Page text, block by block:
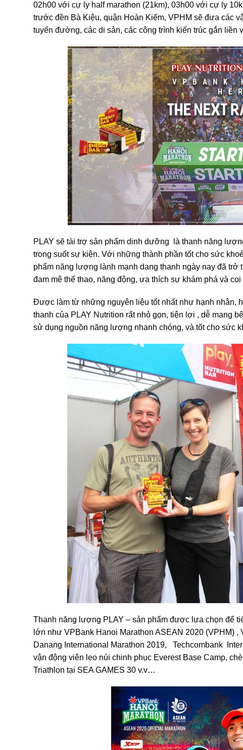
02h00 với cự ly half marathon (21km), 03h00 với cự ly
trước đền Bà Kiệu, quận Hoàn Kiếm, VPHM sẽ đưa các
tuyến đường, các di sản, các công trình kiến trúc gắn
PLAY sẽ tài trợ sản phẩm dinh dưỡng là thanh năng
trong suốt sự kiện. Với những thành phần tốt cho sức
phẩm năng lượng lành mạnh dạng thanh ngày nay đã
đam mê thể thao, năng động, ưa thích sự khám phá và
Được làm từ những nguyên liệu tốt nhất như hạnh nhân,
thanh của PLAY Nutrition rất nhỏ gọn, tiện lợi , dễ mang
sử dụng nguồn năng lượng nhanh chóng, và tốt cho sức
Thanh năng lượng PLAY – sản phẩm được lựa chọn để
lớn như VPBank Hanoi Marathon ASEAN 2020 (VPHM)
Danang International Marathon 2019, Techcombank
vận động viên leo núi chinh phục Everest Base Camp,
Triathlon tại SEA GAMES 30 v.v…